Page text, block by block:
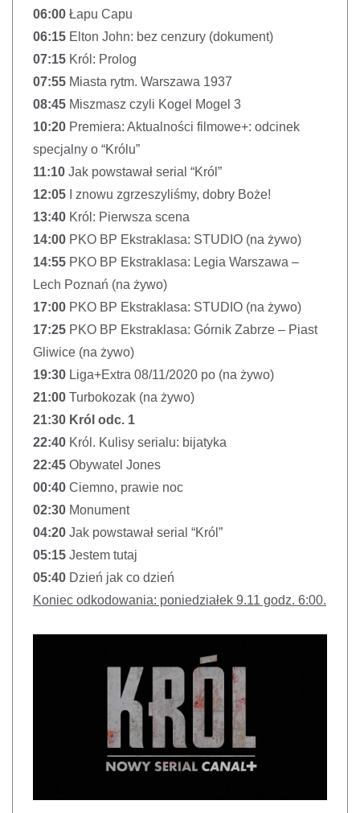
06:00 Łapu Capu
06:15 Elton John: bez cenzury (dokument)
07:15 Król: Prolog
07:55 Miasta rytm. Warszawa 1937
08:45 Miszmasz czyli Kogel Mogel 3
10:20 Premiera: Aktualności filmowe+: odcinek
specjalny o “Królu”
11:10 Jak powstawał serial “Król”
12:05 I znowu zgrzeszyliśmy, dobry Boże!
13:40 Król: Pierwsza scena
14:00 PKO BP Ekstraklasa: STUDIO (na żywo)
14:55 PKO BP Ekstraklasa: Legia Warszawa –
Lech Poznań (na żywo)
17:00 PKO BP Ekstraklasa: STUDIO (na żywo)
17:25 PKO BP Ekstraklasa: Górnik Zabrze – Piast
Gliwice (na żywo)
19:30 Liga+Extra 08/11/2020 po (na żywo)
21:00 Turbokozak (na żywo)
21:30 Król odc. 1
22:40 Król. Kulisy serialu: bijatyka
22:45 Obywatel Jones
00:40 Ciemno, prawie noc
02:30 Monument
04:20 Jak powstawał serial “Król”
05:15 Jestem tutaj
05:40 Dzień jak co dzień
Koniec odkodowania: poniedziałek 9.11 godz. 6:00.